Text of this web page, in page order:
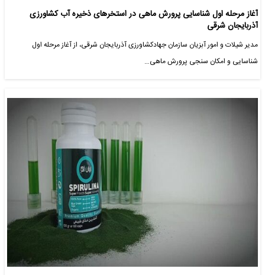
آغاز مرحله اول شناسایی پرورش ماهی در استخرهای ذخیره آب کشاورزی
آذربایجان شرقی
مدیر شیلات و امور آبزیان سازمان جهادکشاورزی آذربایجان شرقی، از آغاز مرحله اول
شناسایی و امکان سنجی پرورش ماهی…